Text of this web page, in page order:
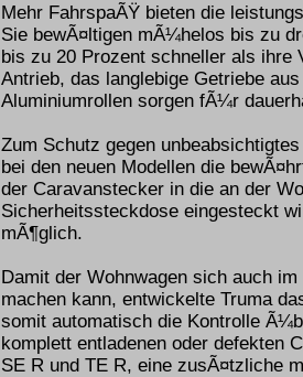
Mehr FahrspaÃŸ bieten die
Sie bewÃ¤ltigen mÃ¼helos bis zu
bis zu 20 Prozent schneller als ihre
Antrieb, das langlebige Getriebe
Aluminiumrollen sorgen fÃ¼r
Zum Schutz gegen
bei den neuen Modellen die
der Caravanstecker in die an der
Sicherheitssteckdose eingesteckt
mÃ¶glich.
Damit der Wohnwagen sich auch
machen kann, entwickelte Truma
somit automatisch die Kontrolle
komplett entladenen oder defekten
SE R und TE R, eine zusÃ¤tzliche